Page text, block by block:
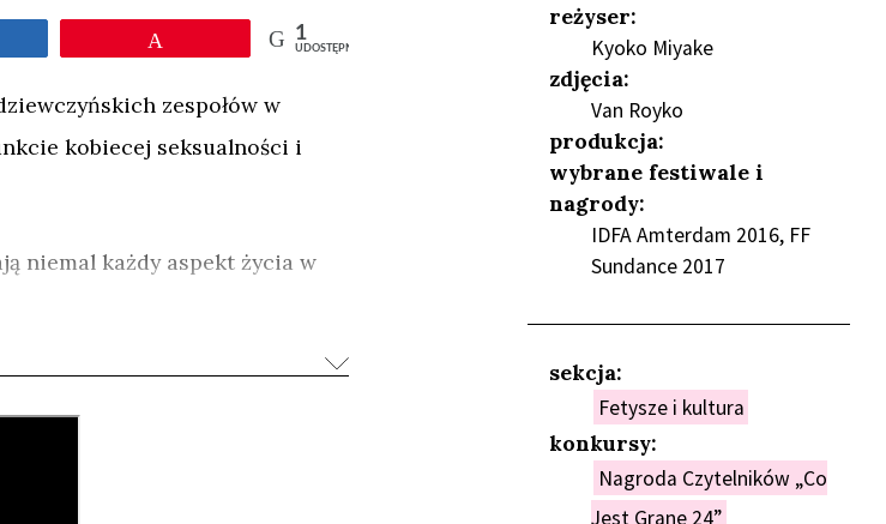
1
UDOSTĘPNIEŃ
zespołów w
kobiecej seksualności i
niemal każdy aspekt życia w
reżyser:
Kyoko Miyake
zdjęcia:
Van Royko
produkcja:
wybrane festiwale i
nagrody:
IDFA Amterdam 2016, FF
Sundance 2017
sekcja:
Fetysze i kultura
konkursy:
Nagroda Czytelników „Co
Jest Grane 24”